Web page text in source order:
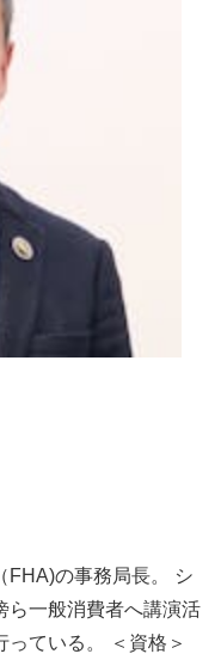
FHA)の事務局長。 シ
ら一般消費者へ講演活
ている。 ＜資格＞